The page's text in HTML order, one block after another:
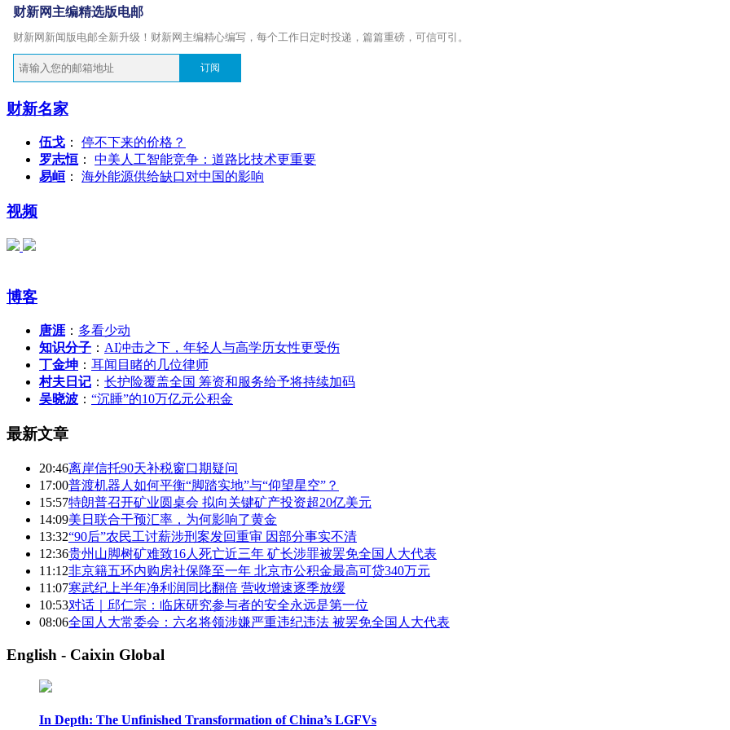
财新网主编精选版电邮
财新网新闻版电邮全新升级！财新网主编精心编写，每个工作日定时投递，篇篇重磅，可信可引。
订阅
财新名家
伍戈 ： 停不下来的价格？
罗志恒 ： 中美人工智能竞争：道路比技术更重要
易峘 ： 海外能源供给缺口对中国的影响
视频
博客
唐涯 ： 多看少动
知识分子 ： AI冲击之下，年轻人与高学历女性更受伤
丁金坤 ： 耳闻目睹的几位律师
村夫日记 ： 长护险覆盖全国 筹资和服务给予将持续加码
吴晓波 ： “沉睡”的10万亿元公积金
最新文章
20:46离岸信托90天补税窗口期疑问
17:00普渡机器人如何平衡“脚踏实地”与“仰望星空”？
15:57特朗普召开矿业圆桌会 拟向关键矿产投资超20亿美元
14:09美日联合干预汇率，为何影响了黄金
13:32“90后”农民工讨薪涉刑案发回重审 因部分事实不清
12:36贵州山脚树矿难致16人死亡近三年 矿长涉罪被罢免全国人大代表
11:12非京籍五环内购房社保降至一年 北京市公积金最高可贷340万元
11:07寒武纪上半年净利润同比翻倍 营收增速逐季放缓
10:53对话｜邱仁宗：临床研究参与者的安全永远是第一位
08:06全国人大常委会：六名将领涉嫌严重违纪违法 被罢免全国人大代表
English - Caixin Global
In Depth: The Unfinished Transformation of China’s LGFVs